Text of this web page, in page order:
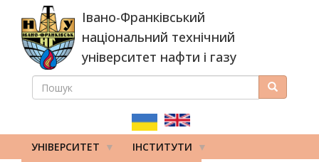
основного
вмісту
Івано-Франківський
національний технічний
університет нафти і газу
ПОШУКОВА
ПОШУК Пошук
УНІВЕРСИТЕТ
ІНСТИТУТИ